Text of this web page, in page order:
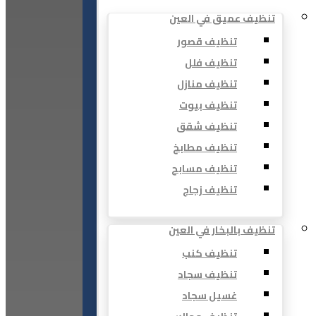
تنظيف عميق في العين
تنظيف قصور
تنظيف فلل
تنظيف منازل
تنظيف بيوت
تنظيف شقق
تنظيف مطابخ
تنظيف مسابح
تنظيف زجاج
تنظيف بالبخار في العين
تنظيف كنب
تنظيف سجاد
غسيل سجاد